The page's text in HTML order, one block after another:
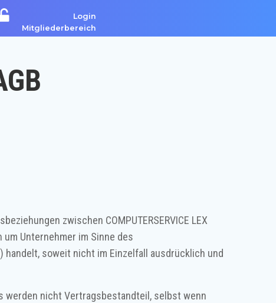
Login
Mitgliederbereich
zwischen COMPUTERSERVICE LEX
Unternehmer im Sinne des
handelt, soweit nicht im Einzelfall ausdrücklich und
werden nicht Vertragsbestandteil, selbst wenn